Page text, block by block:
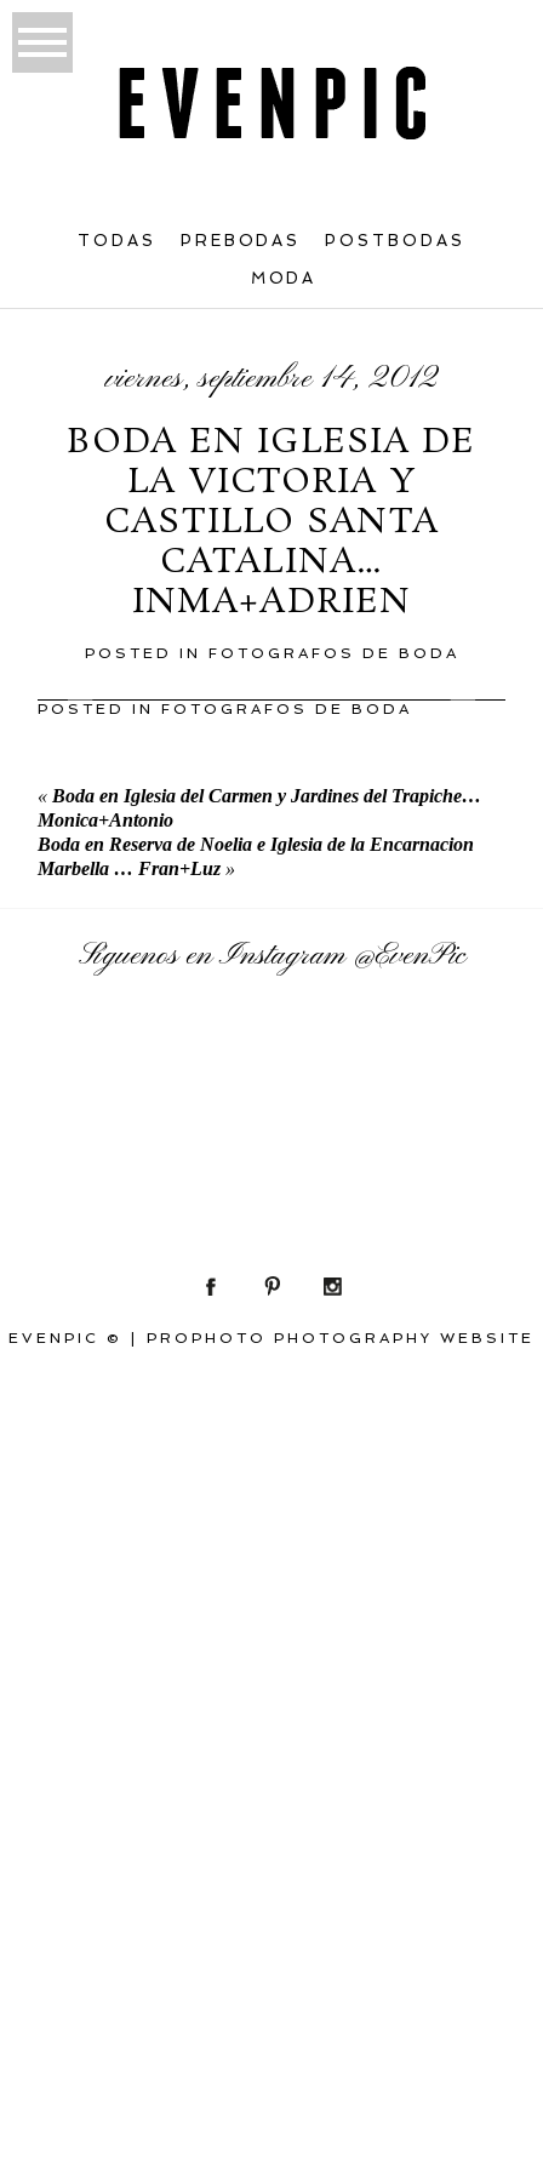
TODAS PREBODAS POSTBODAS
MODA
viernes, septiembre 14, 2012
BODA EN IGLESIA DE
LA VICTORIA Y
CASTILLO SANTA
CATALINA…
INMA+ADRIEN
POSTED IN FOTOGRAFOS DE BODA
POSTED INFOTOGRAFOS DE BODA
« Boda en Iglesia del Carmen y Jardines del Trapiche…
Monica+Antonio
Boda en Reserva de Noelia e Iglesia de la Encarnacion
Marbella … Fran+Luz »
Síguenos en Instagram@EvenPic
EVENPIC © PROPHOTO PHOTOGRAPHY WEBSITE